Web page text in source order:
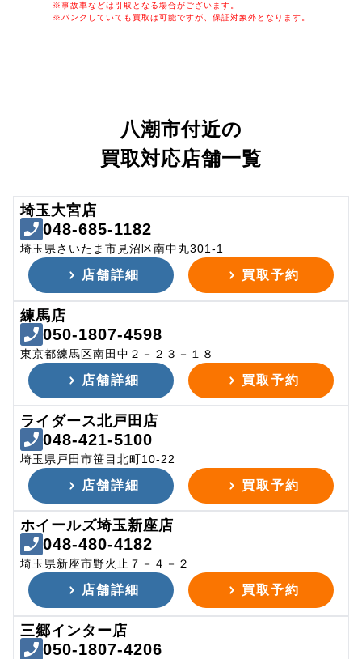
※事故車などは引取となる場合がございます。
※パンクしていても買取は可能ですが、保証対象外となります。
八潮市付近の
買取対応店舗一覧
埼玉大宮店
048-685-1182
埼玉県さいたま市見沼区南中丸301-1
店舗詳細 買取予約
練馬店
050-1807-4598
東京都練馬区南田中２－２３－１８
店舗詳細 買取予約
ライダース北戸田店
048-421-5100
埼玉県戸田市笹目北町10-22
店舗詳細 買取予約
ホイールズ埼玉新座店
048-480-4182
埼玉県新座市野火止７－４－２
店舗詳細 買取予約
三郷インター店
050-1807-4206